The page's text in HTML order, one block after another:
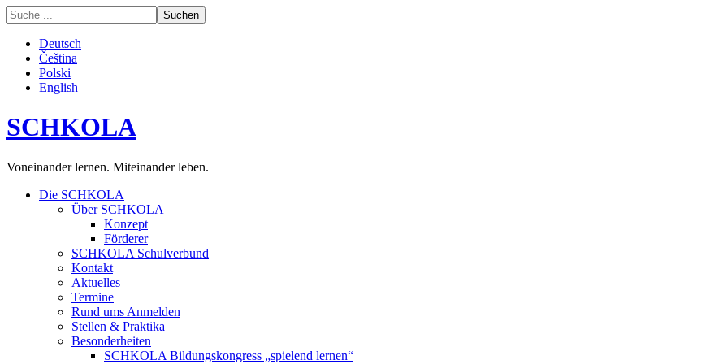
Deutsch
Čeština
Polski
English
SCHKOLA
Voneinander lernen. Miteinander leben.
Die SCHKOLA
Über SCHKOLA
Konzept
Förderer
SCHKOLA Schulverbund
Kontakt
Aktuelles
Termine
Rund ums Anmelden
Stellen & Praktika
Besonderheiten
SCHKOLA Bildungskongress „spielend lernen“